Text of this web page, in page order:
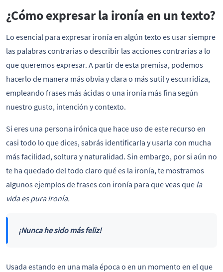
¿Cómo expresar la ironía en un texto?
Lo esencial para expresar ironía en algún texto es usar siempre
las palabras contrarias o describir las acciones contrarias a lo
que queremos expresar. A partir de esta premisa, podemos
hacerlo de manera más obvia y clara o más sutil y escurridiza,
empleando frases más ácidas o una ironía más fina según
nuestro gusto, intención y contexto.
Si eres una persona irónica que hace uso de este recurso en
casi todo lo que dices, sabrás identificarla y usarla con mucha
más facilidad, soltura y naturalidad. Sin embargo, por si aún no
te ha quedado del todo claro qué es la ironía, te mostramos
algunos ejemplos de frases con ironía para que veas que la
vida es pura ironía.
¡Nunca he sido más feliz!
Usada estando en una mala época o en un momento en el que